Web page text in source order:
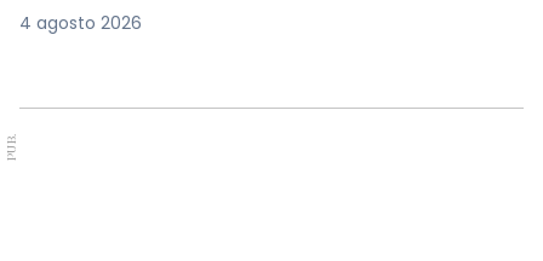
4 agosto 2026
PUB.